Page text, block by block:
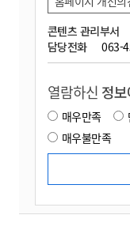
콘텐츠 관리부서
담당전화
063-
열람하신 정
매우만족
매우불만족